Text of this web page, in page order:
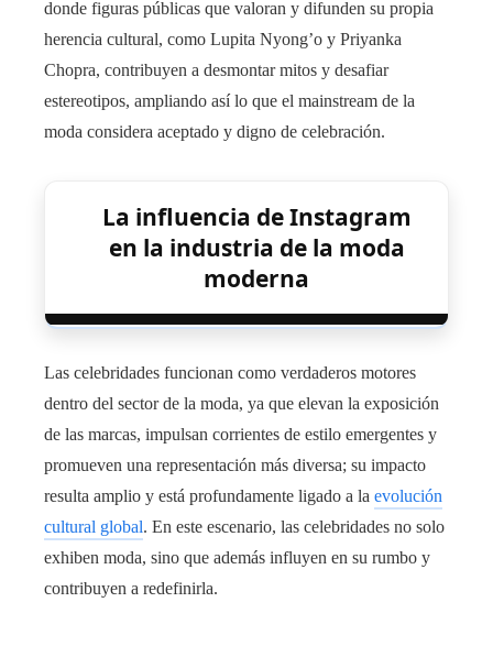
donde figuras públicas que valoran y difunden su propia
herencia cultural, como Lupita Nyong’o y Priyanka
Chopra, contribuyen a desmontar mitos y desafiar
estereotipos, ampliando así lo que el mainstream de la
moda considera aceptado y digno de celebración.
La influencia de Instagram
en la industria de la moda
moderna
Las celebridades funcionan como verdaderos motores
dentro del sector de la moda, ya que elevan la exposición
de las marcas, impulsan corrientes de estilo emergentes y
promueven una representación más diversa; su impacto
resulta amplio y está profundamente ligado a la evolución
cultural global. En este escenario, las celebridades no solo
exhiben moda, sino que además influyen en su rumbo y
contribuyen a redefinirla.